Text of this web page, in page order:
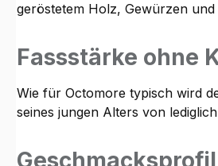
geröstetem Holz, Gewürzen
Fassstärke ohne
Wie für Octomore typisch wird
seines jungen Alters von
Geschmacksprofil